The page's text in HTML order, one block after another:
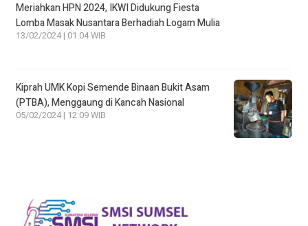
Meriahkan HPN 2024, IKWI Didukung Fiesta
Lomba Masak Nusantara Berhadiah Logam Mulia
13/02/2024 | 01:04 WIB
Kiprah UMK Kopi Semende Binaan Bukit Asam
(PTBA), Menggaung di Kancah Nasional
05/02/2024 | 12:09 WIB